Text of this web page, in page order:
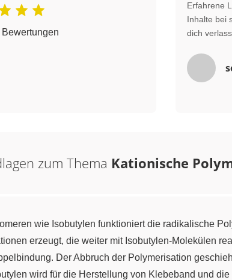
Erfahrene
Inhalte bei
dich
zum Thema Kationische
wie Isobutylen funktioniert die radikalische
erzeugt, die weiter mit Isobutylen-Molekülen
Der Abbruch der Polymerisation
wird für die Herstellung von Klebeband und